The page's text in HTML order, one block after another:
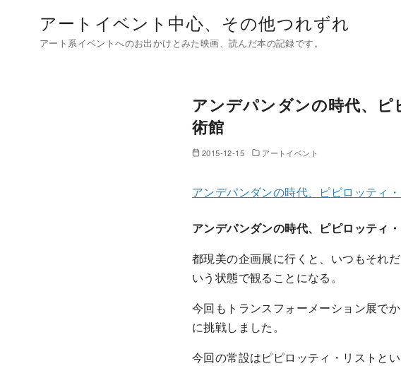
アートイベント中心、その他つれずれ
アート系イベントへのお出かけとみた映画、読んだ本の記録です。
アンデパンダンの時代、
術館
2015-12-15 アートイベント
アンデパンダンの時代、ピピロッティ
アンデパンダンの時代、ピピロッティ
都現美の企画展に行くと、いつもそれ
いう状態で観ることになる。
今回もトランスフォーメーション展で
に挑戦しました。
今回の常設はピピロッティ・リストと